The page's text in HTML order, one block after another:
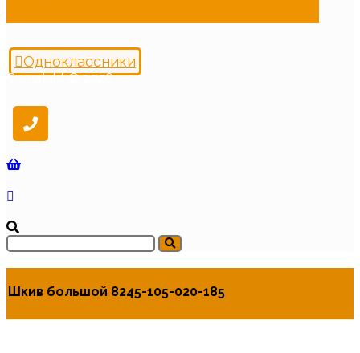
Одноклассники
Copyright © 2026
Шкив большой 8245-105-020-185